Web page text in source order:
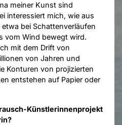
meiner Kunst sind
interessiert mich, wie aus
bei Schattenverläufen
vom Wind bewegt wird.
mit dem Drift von
von Jahren und
Konturen von projizierten
entstehen auf Papier oder
Künstlerinnenprojekt